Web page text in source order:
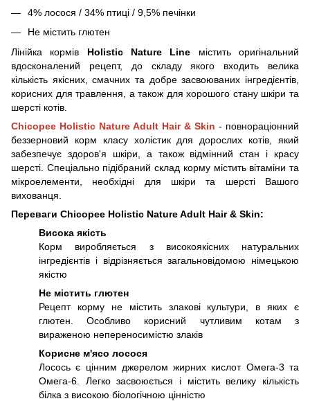
4% лосося / 34% птиці / 9,5% печінки
Не містить глютен
Лінійка кормів Holistic Nature Line містить оригінальний
вдосконалений рецепт, до складу якого входить велика
кількість якісних, смачних та добре засвоюваних інгредієнтів,
корисних для травлення, а також для хорошого стану шкіри та
шерсті котів.
Chicopee Holistic Nature Adult Hair & Skin - повнораціонний
беззерновий корм класу холістик для дорослих котів, який
забезпечує здоров'я шкіри, а також відмінний стан і красу
шерсті. Спеціально підібраний склад корму містить вітаміни та
мікроелементи, необхідні для шкіри та шерсті Вашого
вихованця.
Переваги Chicopee Holistic Nature Adult Hair & Skin:
Висока якість
Корм виробляється з високоякісних натуральних
інгредієнтів і відрізняється загальновідомою німецькою
якістю
Не містить глютен
Рецепт корму не містить злакові культури, в яких є
глютен. Особливо корисний чутливим котам з
вираженою непереносимістю злаків
Корисне м'ясо лосося
Лосось є цінним джерелом жирних кислот Омега-3 та
Омега-6. Легко засвоюється і містить велику кількість
білка з високою біологічною цінністю